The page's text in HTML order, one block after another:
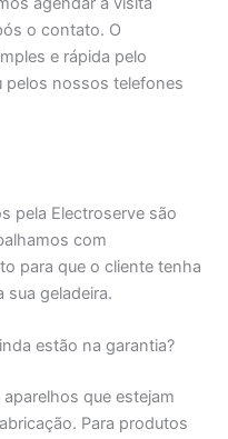
o contato. O
e rápida pelo
pelos nossos telefones
pela Electroserve são
com
para que o cliente tenha
sua geladeira.
estão na garantia?
que estejam
Para produtos